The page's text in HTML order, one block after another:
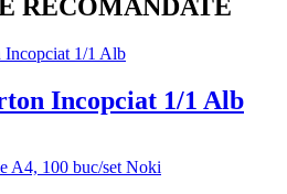
RECOMANDATE
Incopciat 1/1 Alb